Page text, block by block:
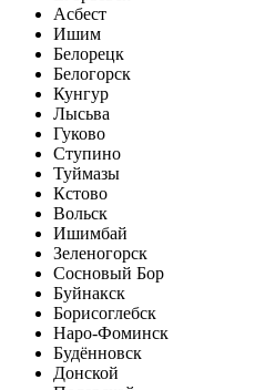
Асбест
Ишим
Белорецк
Белогорск
Кунгур
Лысьва
Гуково
Ступино
Туймазы
Кстово
Вольск
Ишимбай
Зеленогорск
Сосновый Бор
Буйнакск
Борисоглебск
Наро-Фоминск
Будённовск
Донской